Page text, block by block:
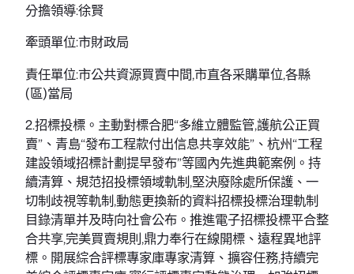
分擔領導:徐賢
牽頭單位:市財政局
責任單位:市公共資源買賣中間,市直各采購單位,各縣
(區)當局
2.招標投標。主動對標合肥“多維立體監管,護航公正買
賣”、青島“發布工程款付出信息共享效能”、杭州“工程
建設領域招標計劃提早發布”等國內先進典範案例。持
續清算、規范招投標領域軌制,堅決廢除處所保護、一
切制歧視等軌制,動態更換新的資料招標投標治理軌制
目錄清單并及時向社會公布。推進電子招標投標平合整
合共享,完美買賣規則,鼎力奉行在線開標、遠程異地評
標。開展綜合評標專家庫專家清算、擴容任務,持續完